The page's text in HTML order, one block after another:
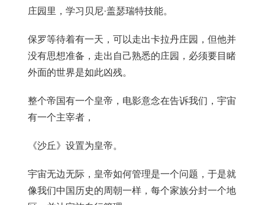
庄园里，学习贝尼·盖瑟瑞特技能。
保罗等待着有一天，可以走出卡拉丹庄园，但他并
没有思想准备，走出自己熟悉的庄园，必须要目睹
外面的世界是如此凶残。
整个帝国有一个皇帝，电影意念在告诉我们，宇宙
有一个主宰者，
《沙丘》设置为皇帝。
宇宙无边无际，皇帝如何管理是一个问题，于是就
像我们中国历史的周朝一样，每个家族分封一个地